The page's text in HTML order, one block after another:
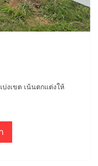
งเขต เน้นตกแต่งให้